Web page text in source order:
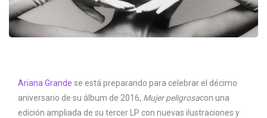
Ariana Grande se está preparando para celebrar el décimo
aniversario de su álbum de 2016, Mujer peligrosacon una
edición ampliada de su tercer LP con nuevas ilustraciones y